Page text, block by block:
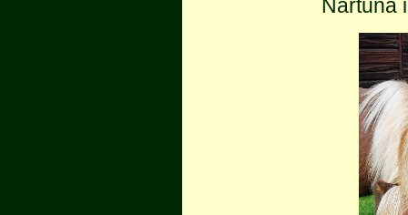
Närtuna